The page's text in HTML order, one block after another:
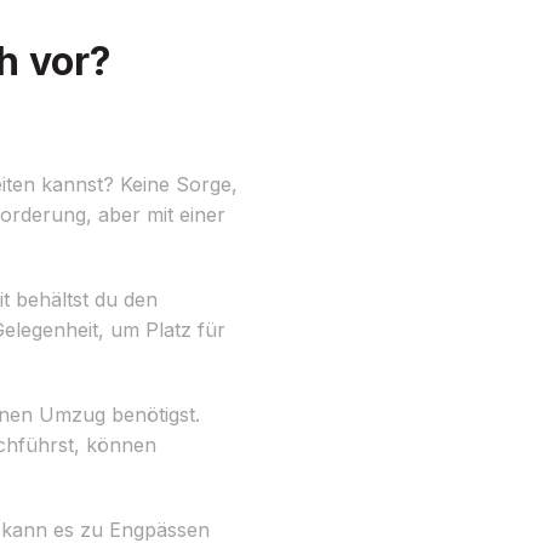
vor?
kannst? Keine Sorge,
aber mit einer
behältst du den
um Platz für
Umzug benötigst.
können
es zu Engpässen